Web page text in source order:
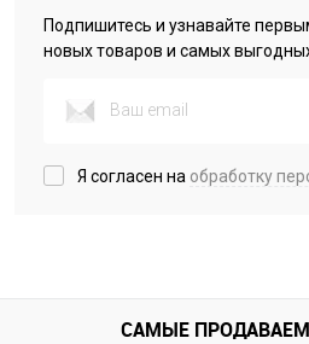
Подпишитесь и узнавайте
новых товаров и самых
Я согласен на обработку
САМЫЕ